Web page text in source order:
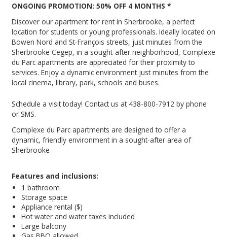
ONGOING PROMOTION: 50% OFF 4 MONTHS *
Discover our apartment for rent in Sherbrooke, a perfect
location for students or young professionals. Ideally located on
Bowen Nord and St-François streets, just minutes from the
Sherbrooke Cegep, in a sought-after neighborhood, Complexe
du Parc apartments are appreciated for their proximity to
services. Enjoy a dynamic environment just minutes from the
local cinema, library, park, schools and buses.
Schedule a visit today! Contact us at 438-800-7912 by phone
or SMS.
Complexe du Parc apartments are designed to offer a
dynamic, friendly environment in a sought-after area of
Sherbrooke
Features and inclusions:
1 bathroom
Storage space
Appliance rental ($)
Hot water and water taxes included
Large balcony